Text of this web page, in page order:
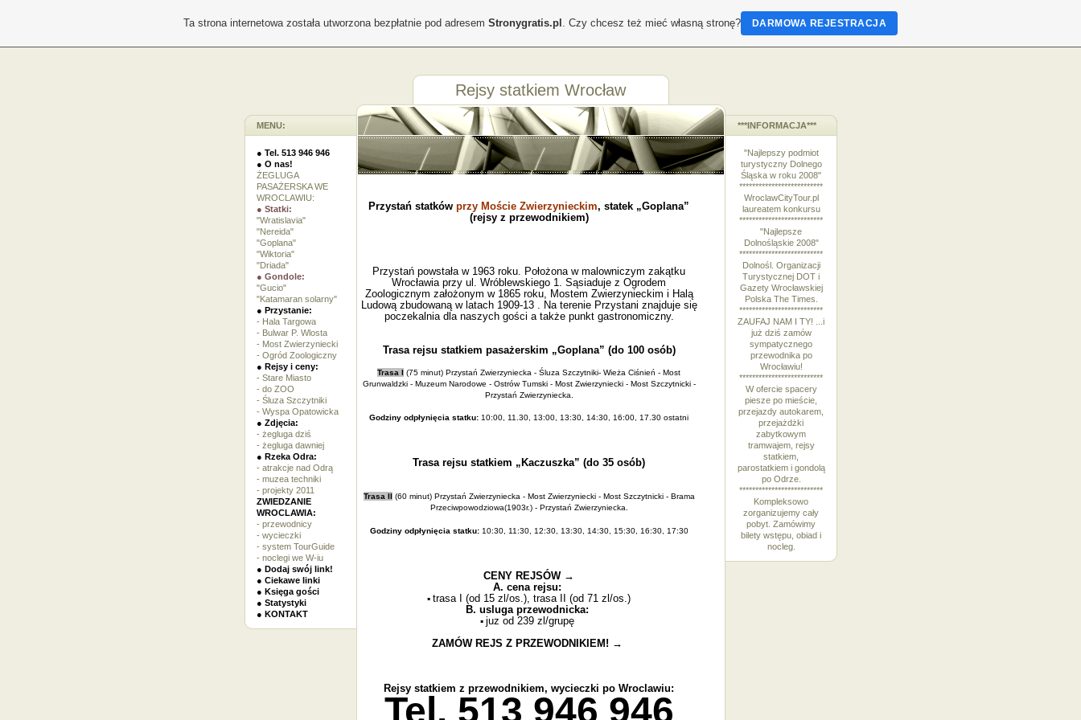
MENU:
● Tel. 513 946 946
● O nas!
ŻEGLUGA
PASAŻERSKA WE
WROCLAWIU:
● Statki:
"Wratislavia"
"Nereida"
"Goplana"
"Wiktoria"
"Driada"
● Gondole:
"Gucio"
"Katamaran solarny"
● Przystanie:
- Hala Targowa
- Bulwar P. Wlosta
- Most Zwierzyniecki
- Ogród Zoologiczny
● Rejsy i ceny:
- Stare Miasto
- do ZOO
- Śluza Szczytniki
- Wyspa Opatowicka
● Zdjęcia:
- żegluga dziś
- żegluga dawniej
● Rzeka Odra:
- atrakcje nad Odrą
- muzea techniki
- projekty 2011
ZWIEDZANIE
WROCLAWIA:
- przewodnicy
- wycieczki
- system TourGuide
- noclegi we W-iu
● Dodaj swój link!
● Ciekawe linki
● Księga gości
● Statystyki
● KONTAKT
Rejsy statkiem Wrocław
Przystań statków przy Moście Zwierzynieckim, statek „Goplana”
(rejsy z przewodnikiem)
Przystań powstała w 1963 roku. Położona w malowniczym zakątku
Wrocławia przy ul. Wróblewskiego 1. Sąsiaduje z Ogrodem
Zoologicznym założonym w 1865 roku, Mostem Zwierzynieckim i Halą
Ludową zbudowaną w latach 1909-13 . Na terenie Przystani znajduje się
poczekalnia dla naszych gości a także punkt gastronomiczny.
Trasa rejsu statkiem pasażerskim „Goplana” (do 100 osób)
Trasa I (75 minut) Przystań Zwierzyniecka - Śluza Szczytniki- Wieża Ciśnień - Most
Grunwaldzki - Muzeum Narodowe - Ostrów Tumski - Most Zwierzyniecki - Most Szczytnicki -
Przystań Zwierzyniecka.
Godziny odpłynięcia statku: 10:00, 11.30, 13:00, 13:30, 14:30, 16:00, 17.30 ostatni
Trasa rejsu statkiem „Kaczuszka” (do 35 osób)
Trasa II (60 minut) Przystań Zwierzyniecka - Most Zwierzyniecki - Most Szczytnicki - Brama
Przeciwpowodziowa(1903r.) - Przystań Zwierzyniecka.
Godziny odpłynięcia statku: 10:30, 11:30, 12:30, 13:30, 14:30, 15:30, 16:30, 17:30
CENY REJSÓW →
A. cena rejsu:
▪ trasa I (od 15 zl/os.), trasa II (od 71 zl/os.)
B. usluga przewodnicka:
▪ juz od 239 zl/grupę
ZAMÓW REJS Z PRZEWODNIKIEM! →
Rejsy statkiem z przewodnikiem, wycieczki po Wroclawiu:
Tel. 513 946 946
***INFORMACJA***
"Najlepszy podmiot
turystyczny Dolnego
Śląska w roku 2008"
**************************
WroclawCityTour.pl
laureatem konkursu
**************************
"Najlepsze
Dolnośląskie 2008"
**************************
Dolnośl. Organizacji
Turystycznej DOT i
Gazety Wrocławskiej
Polska The Times.
**************************
ZAUFAJ NAM I TY! ...i
już dziś zamów
sympatycznego
przewodnika po
Wrocławiu!
**************************
W ofercie spacery
piesze po mieście,
przejazdy autokarem,
przejażdżki
zabytkowym
tramwajem, rejsy
statkiem,
parostatkiem i gondolą
po Odrze.
**************************
Kompleksowo
zorganizujemy cały
pobyt. Zamówimy
bilety wstępu, obiad i
nocleg.
Ta strona internetowa została utworzona bezpłatnie pod adresem Stronygratis.pl . Czy chcesz też mieć własną stronę? DARMOWA REJESTRACJA